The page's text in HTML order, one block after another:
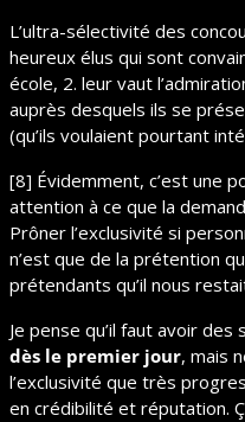
L’ultra-sélectivité des
heureux élus qui sont
école, 2. leur vaut
auprès desquels ils se
(qu’ils voulaient pourtant
[8] Évidemment, c’est une
attention à ce que la
Prôner l’exclusivité si
n’est que de la prétention
prétendants qu’il nous
dès le premier jour, mais
l’exclusivité que très
en crédibilité et réputation.